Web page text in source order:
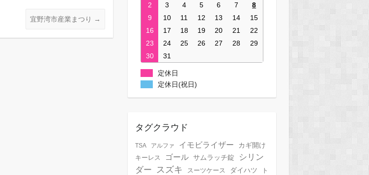
宜野湾市産業まつり →
2
3 4 5 6 7
8
9
10 11 12 13 14
15
16
17 18 19 20 21
22
23
24 25 26 27 28
29
30
31
定休日
定休日(祝日)
タグクラウド
TSA アルファ イモビライザー
カギ開け
キーレス
ゴール サムラッチ錠
シリン
ダー
スズキ スーツケース ダイハツ
ト